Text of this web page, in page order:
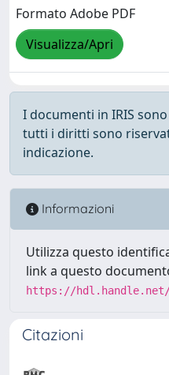
Formato Adobe PDF
Visualizza/Apri
I documenti in IRIS
tutti i diritti sono
indicazione.
Informazioni
Utilizza questo
link a questo
https://hdl.handle.net/
Citazioni